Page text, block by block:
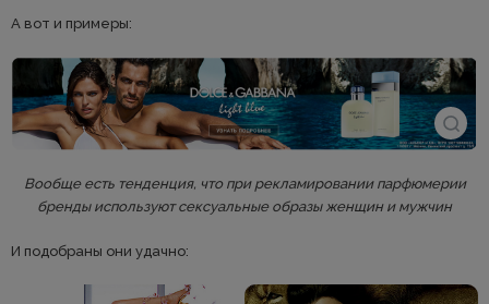
А вот и примеры:
Вообще есть тенденция, что при рекламировании парфюмерии
бренды используют сексуальные образы женщин и мужчин
И подобраны они удачно: